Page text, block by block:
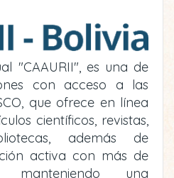
"CAAURII", es una de
con acceso a las
que ofrece en línea
científicos, revistas,
además de
activa con más de
manteniendo una